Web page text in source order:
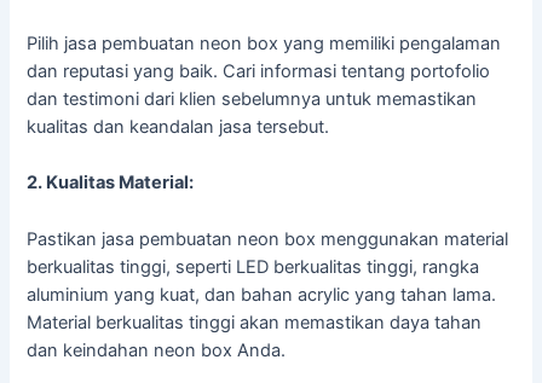
Pilih jasa pembuatan neon box yang memiliki pengalaman
dan reputasi yang baik. Cari informasi tentang portofolio
dan testimoni dari klien sebelumnya untuk memastikan
kualitas dan keandalan jasa tersebut.
2. Kualitas Material:
Pastikan jasa pembuatan neon box menggunakan material
berkualitas tinggi, seperti LED berkualitas tinggi, rangka
aluminium yang kuat, dan bahan acrylic yang tahan lama.
Material berkualitas tinggi akan memastikan daya tahan
dan keindahan neon box Anda.